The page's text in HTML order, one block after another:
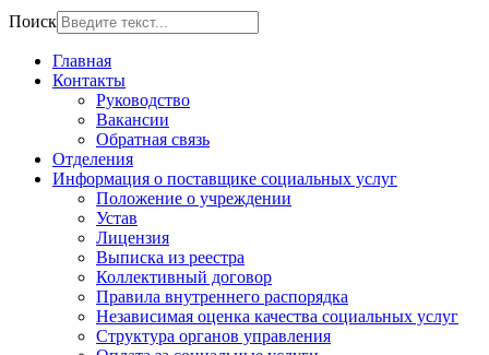
Поиск
Главная
Контакты
Руководство
Вакансии
Обратная связь
Отделения
Информация о поставщике социальных услуг
Положение о учреждении
Устав
Лицензия
Выписка из реестра
Коллективный договор
Правила внутреннего распорядка
Независимая оценка качества социальных услуг
Структура органов управления